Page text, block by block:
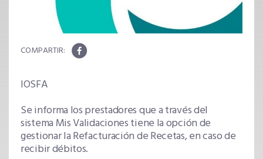
IOSFA
Se informa los prestadores que a través del
sistema Mis Validaciones tiene la opción de
gestionar la Refacturación de Recetas, en caso de
recibir débitos.